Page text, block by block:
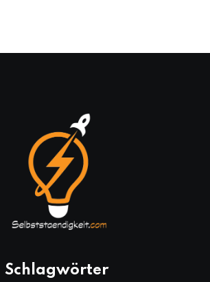
Schlagwörter